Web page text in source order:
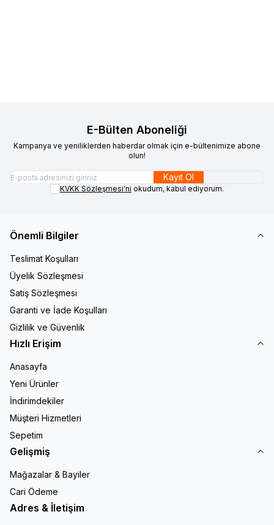
E-Bülten Aboneliği
Kampanya ve yeniliklerden haberdar olmak için e-bültenimize abone
olun!
Kayıt Ol
KVKK Sözleşmesi'ni okudum, kabul ediyorum.
Önemli Bilgiler
Teslimat Koşulları
Üyelik Sözleşmesi
Satış Sözleşmesi
Garanti ve İade Koşulları
Gizlilik ve Güvenlik
Hızlı Erişim
Anasayfa
Yeni Ürünler
İndirimdekiler
Müşteri Hizmetleri
Sepetim
Gelişmiş
Mağazalar & Bayiler
Cari Ödeme
Adres & İletişim